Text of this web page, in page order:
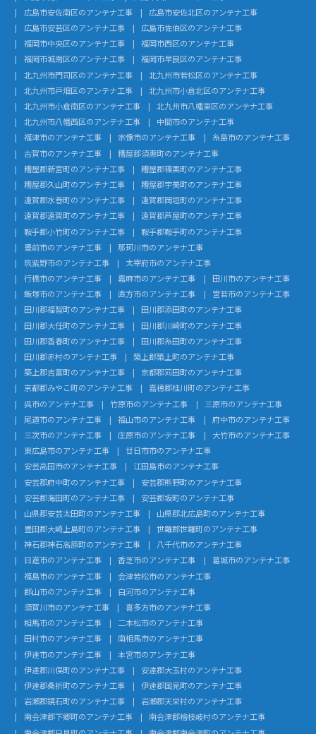
広島市安佐南区のアンテナ工事
広島市安佐北区のアンテナ工事
広島市安芸区のアンテナ工事
広島市佐伯区のアンテナ工事
福岡市中央区のアンテナ工事
福岡市西区のアンテナ工事
福岡市城南区のアンテナ工事
福岡市早良区のアンテナ工事
北九州市門司区のアンテナ工事
北九州市若松区のアンテナ工事
北九州市戸畑区のアンテナ工事
北九州市小倉北区のアンテナ工事
北九州市小倉南区のアンテナ工事
北九州市八幡東区のアンテナ工事
北九州市八幡西区のアンテナ工事
中間市のアンテナ工事
福津市のアンテナ工事
宗像市のアンテナ工事
糸島市のアンテナ工事
古賀市のアンテナ工事
糟屋郡須惠町のアンテナ工事
糟屋郡新宮町のアンテナ工事
糟屋郡篠栗町のアンテナ工事
糟屋郡久山町のアンテナ工事
糟屋郡宇美町のアンテナ工事
遠賀郡水巻町のアンテナ工事
遠賀郡岡垣町のアンテナ工事
遠賀郡遠賀町のアンテナ工事
遠賀郡芦屋町のアンテナ工事
鞍手郡小竹町のアンテナ工事
鞍手郡鞍手町のアンテナ工事
豊前市のアンテナ工事
那珂川市のアンテナ工事
筑紫野市のアンテナ工事
太宰府市のアンテナ工事
行橋市のアンテナ工事
嘉麻市のアンテナ工事
田川市のアンテナ工事
飯塚市のアンテナ工事
直方市のアンテナ工事
宮若市のアンテナ工事
田川郡福智町のアンテナ工事
田川郡添田町のアンテナ工事
田川郡大任町のアンテナ工事
田川郡川崎町のアンテナ工事
田川郡香春町のアンテナ工事
田川郡糸田町のアンテナ工事
田川郡赤村のアンテナ工事
築上郡築上町のアンテナ工事
築上郡吉富町のアンテナ工事
京都郡苅田町のアンテナ工事
京都郡みやこ町のアンテナ工事
嘉穂郡桂川町のアンテナ工事
呉市のアンテナ工事
竹原市のアンテナ工事
三原市のアンテナ工事
尾道市のアンテナ工事
福山市のアンテナ工事
府中市のアンテナ工事
三次市のアンテナ工事
庄原市のアンテナ工事
大竹市のアンテナ工事
東広島市のアンテナ工事
廿日市市のアンテナ工事
安芸高田市のアンテナ工事
江田島市のアンテナ工事
安芸郡府中町のアンテナ工事
安芸郡熊野町のアンテナ工事
安芸郡海田町のアンテナ工事
安芸郡坂町のアンテナ工事
山県郡安芸太田町のアンテナ工事
山県郡北広島町のアンテナ工事
豊田郡大崎上島町のアンテナ工事
世羅郡世羅町のアンテナ工事
神石郡神石高原町のアンテナ工事
八千代市のアンテナ工事
日進市のアンテナ工事
香芝市のアンテナ工事
葛城市のアンテナ工事
福島市のアンテナ工事
会津若松市のアンテナ工事
郡山市のアンテナ工事
白河市のアンテナ工事
須賀川市のアンテナ工事
喜多方市のアンテナ工事
相馬市のアンテナ工事
二本松市のアンテナ工事
田村市のアンテナ工事
南相馬市のアンテナ工事
伊達市のアンテナ工事
本宮市のアンテナ工事
伊達郡川俣町のアンテナ工事
安達郡大玉村のアンテナ工事
伊達郡桑折町のアンテナ工事
伊達郡国見町のアンテナ工事
岩瀬郡鏡石町のアンテナ工事
岩瀬郡天栄村のアンテナ工事
南会津郡下郷町のアンテナ工事
南会津郡檜枝岐村のアンテナ工事